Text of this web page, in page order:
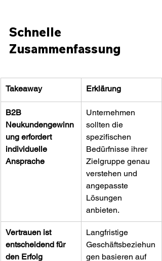
Schnelle
Zusammenfassung
Takeaway Erklärung
B2B
Neukundengewinn
ung erfordert
individuelle
Ansprache
Unternehmen
sollten die
spezifischen
Bedürfnisse ihrer
Zielgruppe genau
verstehen und
angepasste
Lösungen
anbieten.
Vertrauen ist
entscheidend für
den Erfolg
Langfristige
Geschäftsbeziehun
gen basieren auf